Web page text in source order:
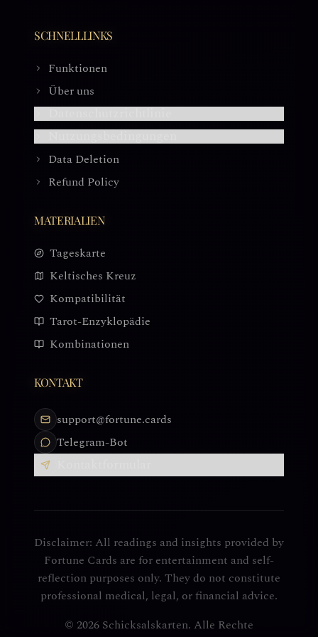
SCHNELLLINKS
Funktionen
Über uns
Data Deletion
Refund Policy
MATERIALIEN
Tageskarte
Keltisches Kreuz
Kompatibilität
Tarot-Enzyklopädie
Kombinationen
KONTAKT
support@fortune.cards
Telegram-Bot
Disclaimer: All readings and insights provided by
Fortune Cards are for entertainment and self-
reflection purposes only. They do not constitute
professional medical, legal, or financial advice.
© 2026 Schicksalskarten. Alle Rechte